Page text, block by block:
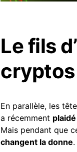
Le fils
En parallèle, les
a récemment
Mais pendant que
changent la donne.